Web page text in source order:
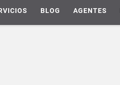
BLOG AGENTES